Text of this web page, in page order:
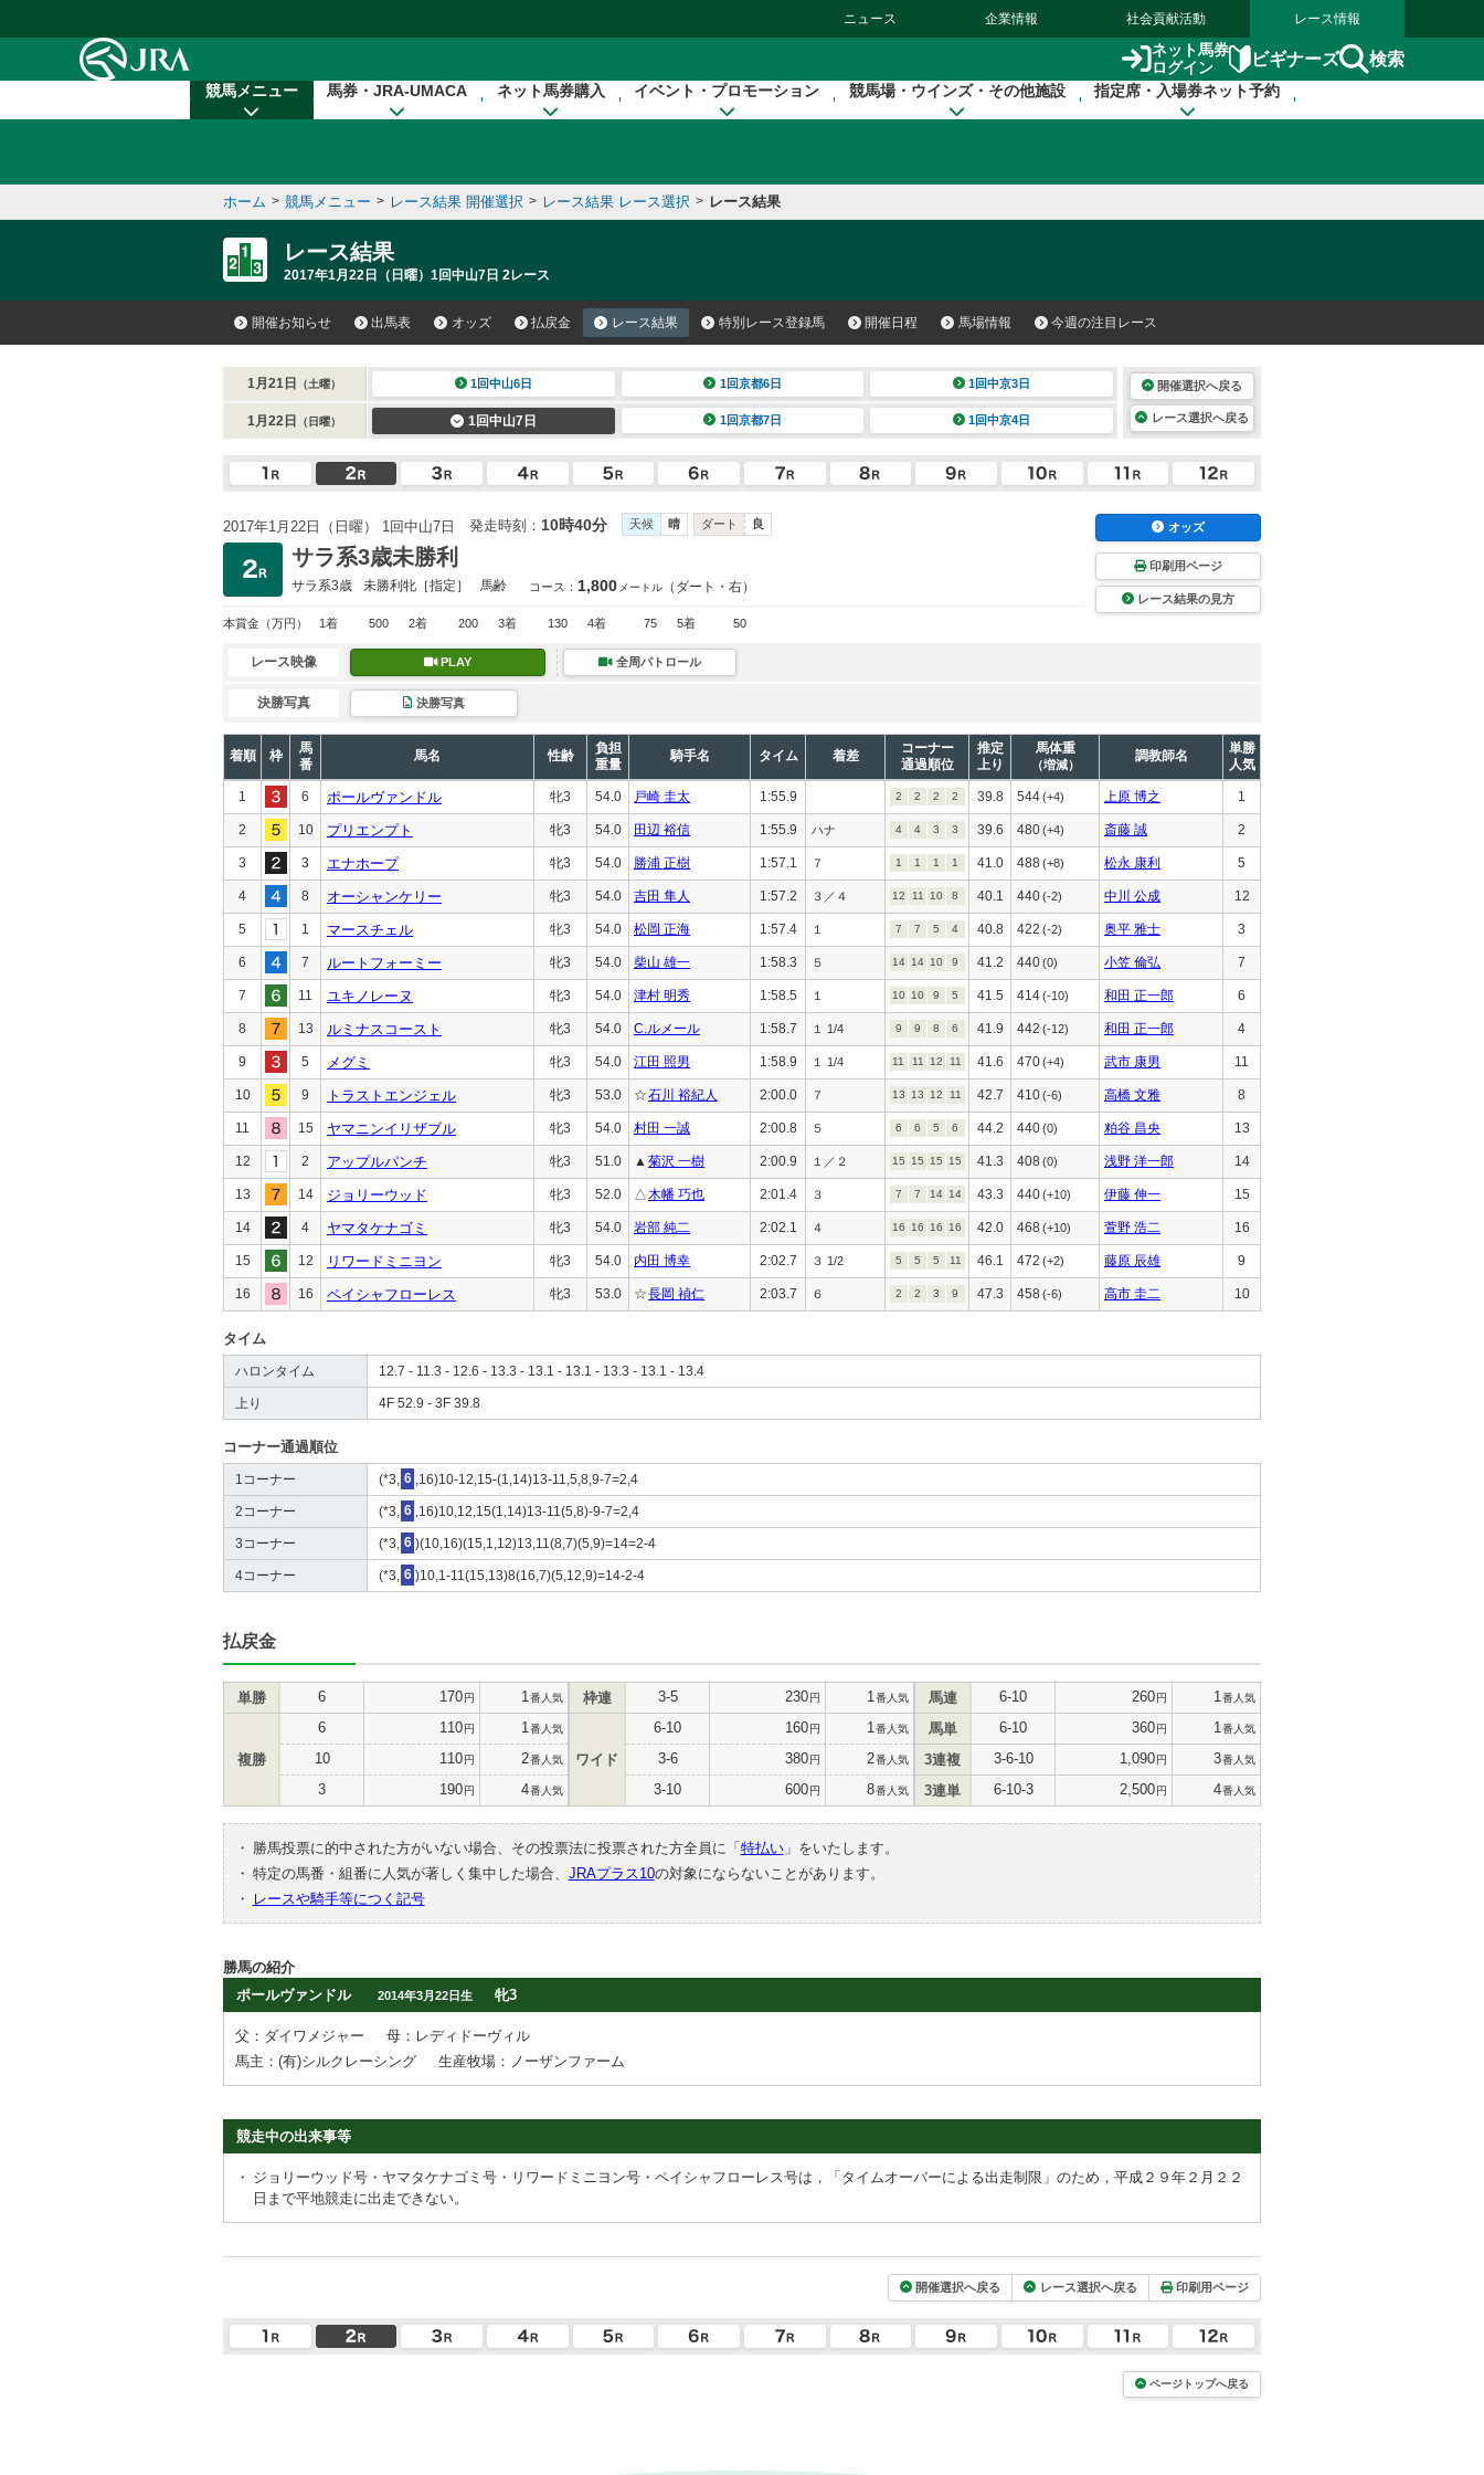
ニュース 企業情報 社会貢献活動 レース情報
ネット馬券
ログイン
ビギナーズ 検索
競馬メニュー 馬券・JRA-UMACA ネット馬券購入 イベント・プロモーション 競馬場・ウインズ・その他施設 指定席・入場券ネット予約
ホーム > 競馬メニュー > レース結果 開催選択 > レース結果 レース選択 > レース結果
レース結果
2017年1月22日（日曜）1回中山7日 2レース
開催お知らせ 出馬表 オッズ 払戻金 レース結果 特別レース登録馬 開催日程 馬場情報 今週の注目レース
1月21日 （土曜） 1回中山6日 1回京都6日 1回中京3日
1月22日 （日曜） 1回中山7日 1回京都7日 1回中京4日
開催選択へ戻る
レース選択へ戻る
2017年1月22日（日曜） 1回中山7日 発走時刻： 10時40分 天候 晴 ダート 良
サラ系3歳未勝利
サラ系3歳 未勝利牝［指定］ 馬齢 コース： 1,800 メートル （ダート・右）
本賞金 （万円） 1着 500 2着 200 3着 130 4着 75 5着 50
オッズ
印刷用ページ
レース結果の見方
レース映像 PLAY 全周パトロール
決勝写真 決勝写真
着順 枠
馬
番
馬名 性齢
負担
重量
騎手名 タイム 着差
コーナー
通過順位
推定
上り
馬体重
（増減）
調教師名
単勝
人気
1 6 ポールヴァンドル 牝3 54.0 戸崎 圭太 1:55.9 2 2 2 2 39.8 544(+4) 上原 博之 1
2 10 プリエンプト 牝3 54.0 田辺 裕信 1:55.9 ハナ 4 4 3 3 39.6 480(+4) 斎藤 誠 2
3 3 エナホープ 牝3 54.0 勝浦 正樹 1:57.1 ７ 1 1 1 1 41.0 488(+8) 松永 康利 5
4 8 オーシャンケリー 牝3 54.0 吉田 隼人 1:57.2 ３／４ 12 11 10 8 40.1 440(-2) 中川 公成 12
5 1 マースチェル 牝3 54.0 松岡 正海 1:57.4 １ 7 7 5 4 40.8 422 (-2) 奥平 雅士 3
6 7 ルートフォーミー 牝3 54.0 柴山 雄一 1:58.3 ５ 14 14 10 9 41.2 440(0) 小笠 倫弘 7
7 11 ユキノレーヌ 牝3 54.0 津村 明秀 1:58.5 １ 10 10 9 5 41.5 414(-10) 和田 正一郎 6
8 13 ルミナスコースト 牝3 54.0 C.ルメール 1:58.7 １ 1/4 9 9 8 6 41.9 442 (-12) 和田 正一郎 4
9 5 メグミ 牝3 54.0 江田 照男 1:58.9 １ 1/4 11 11 12 11 41.6 470(+4) 武市 康男 11
10 9 トラストエンジェル 牝3 53.0 ☆石川 裕紀人 2:00.0 ７ 13 13 12 11 42.7 410(-6) 高橋 文雅 8
11 15 ヤマニンイリザブル 牝3 54.0 村田 一誠 2:00.8 ５ 6 6 5 6 44.2 440(0) 粕谷 昌央 13
12 2 アップルパンチ 牝3 51.0 ▲ 菊沢 一樹 2:00.9 １／２ 15 15 15 15 41.3 408 (0) 浅野 洋一郎 14
13 14 ジョリーウッド 牝3 52.0 △木幡 巧也 2:01.4 ３ 7 7 14 14 43.3 440(+10) 伊藤 伸一 15
14 4 ヤマタケナゴミ 牝3 54.0 岩部 純二 2:02.1 ４ 16 16 16 16 42.0 468 (+10) 萱野 浩二 16
15 12 リワードミニヨン 牝3 54.0 内田 博幸 2:02.7 ３ 1/2 5 5 5 11 46.1 472 (+2) 藤原 辰雄 9
16 16 ペイシャフローレス 牝3 53.0 ☆長岡 禎仁 2:03.7 ６ 2 2 3 9 47.3 458 (-6) 高市 圭二 10
タイム
ハロンタイム 12.7 - 11.3 - 12.6 - 13.3 - 13.1 - 13.1 - 13.3 - 13.1 - 13.4
上り 4F 52.9 - 3F 39.8
コーナー通過順位
1コーナー (*3, 6 ,16)10-12,15-(1,14)13-11,5,8,9-7=2,4
2コーナー (*3, 6 ,16)10,12,15(1,14)13-11(5,8)-9-7=2,4
3コーナー (*3, 6 )(10,16)(15,1,12)13,11(8,7)(5,9)=14=2-4
4コーナー (*3, 6 )10,1-11(15,13)8(16,7)(5,12,9)=14-2-4
払戻金
単勝 6 170円 1 番人気
複勝
6 110円 1 番人気
10 110円 2番人気
3 190円 4番人気
枠連 3-5 230円 1 番人気
ワイド
6-10 160円 1 番人気
3-6 380円 2番人気
3-10 600円 8番人気
馬連 6-10 260円 1 番人気
馬単 6-10 360円 1 番人気
3連複 3-6-10 1,090円 3番人気
3連単 6-10-3 2,500円 4番人気
・ 勝馬投票に的中された方がいない場合、その投票法に投票された方全員に「 特払い」をいたします。
・ 特定の馬番・組番に人気が著しく集中した場合、 JRAプラス10の対象にならないことがあります。
・
レースや騎手等につく記号
勝馬の紹介
ポールヴァンドル
2014年3月22日生 牝3
父：ダイワメジャー
母：レディドーヴィル
馬主：(有)シルクレーシング
生産牧場：ノーザンファーム
競走中の出来事等
・ ジョリーウッド号・ヤマタケナゴミ号・リワードミニヨン号・ペイシャフローレス号は，「タイムオーバーによる出走制限」のため，平成２９年２月２２
日まで平地競走に出走できない。
開催選択へ戻る レース選択へ戻る 印刷用ページ
ページトップへ戻る